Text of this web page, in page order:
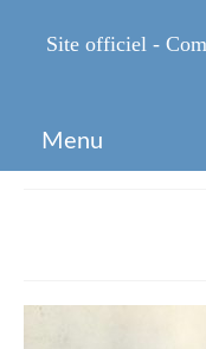
Site officiel -
Menu
Infos